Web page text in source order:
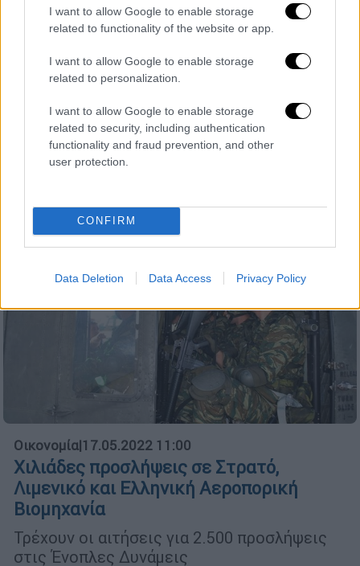
I want to allow Google to enable storage
related to functionality of the website or app.
I want to allow Google to enable storage
related to personalization.
I want to allow Google to enable storage
related to security, including authentication
functionality and fraud prevention, and other
user protection.
CONFIRM
Data Deletion Data Access Privacy Policy
Οικονομία|04.08.2022 20:05
ΑΣΕΠ: Προκήρυξη για προσλήψεις σε
Στρατό Ξηράς
Τα δικαιολογητικά
Οικονομία|17.05.2022 11:00
Χιλιάδες προσλήψεις σε Στρατό,
Λιμενικό και Ελληνική Αεροπορική
Βιομηχανία
Τρέχουν οι αιτήσεις για 2.500 προσλήψεις
στις Ένοπλες Δυνάμεις